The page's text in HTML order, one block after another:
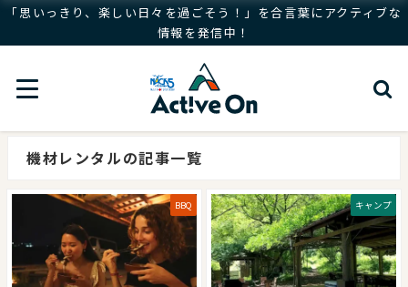
「思いっきり、楽しい日々を過ごそう！」を合言葉にアクティブな
情報を発信中！
機材レンタルの記事一覧
BBQ キャンプ